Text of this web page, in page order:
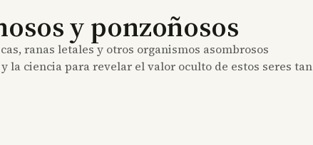
y ponzoñosos
ranas letales y otros organismos asombrosos
la ciencia para revelar el valor oculto de estos seres tan